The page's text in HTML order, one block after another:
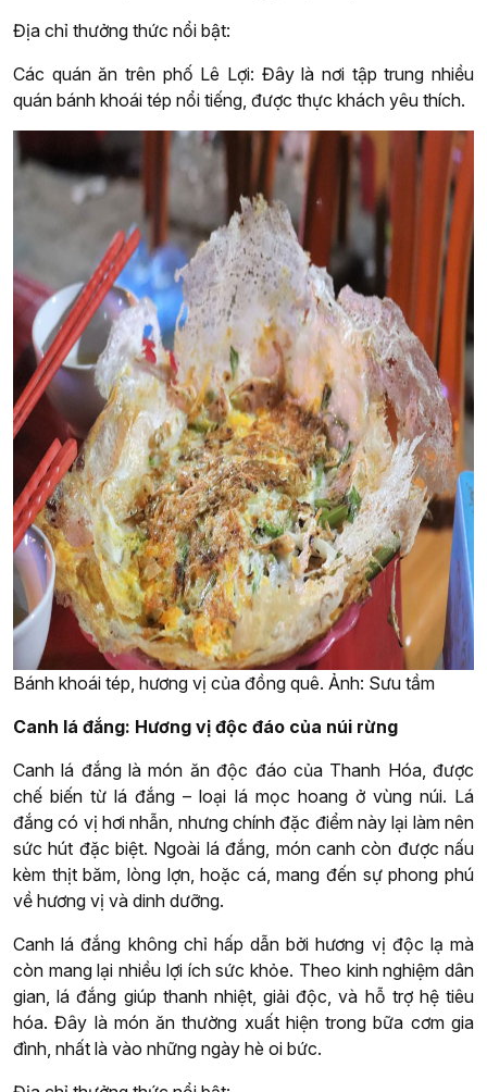
Địa chỉ thưởng thức nổi bật:
Các quán ăn trên phố Lê Lợi: Đây là nơi tập trung nhiều
quán bánh khoái tép nổi tiếng, được thực khách yêu thích.
Bánh khoái tép, hương vị của đồng quê. Ảnh: Sưu tầm
Canh lá đắng: Hương vị độc đáo của núi rừng
Canh lá đắng là món ăn độc đáo của Thanh Hóa, được
chế biến từ lá đắng – loại lá mọc hoang ở vùng núi. Lá
đắng có vị hơi nhẫn, nhưng chính đặc điểm này lại làm nên
sức hút đặc biệt. Ngoài lá đắng, món canh còn được nấu
kèm thịt băm, lòng lợn, hoặc cá, mang đến sự phong phú
về hương vị và dinh dưỡng.
Canh lá đắng không chỉ hấp dẫn bởi hương vị độc lạ mà
còn mang lại nhiều lợi ích sức khỏe. Theo kinh nghiệm dân
gian, lá đắng giúp thanh nhiệt, giải độc, và hỗ trợ hệ tiêu
hóa. Đây là món ăn thường xuất hiện trong bữa cơm gia
đình, nhất là vào những ngày hè oi bức.